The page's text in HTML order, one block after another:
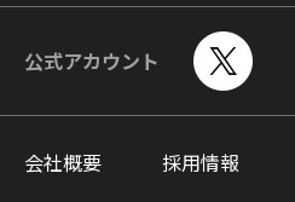
公式アカウント
会社概要 採用情報